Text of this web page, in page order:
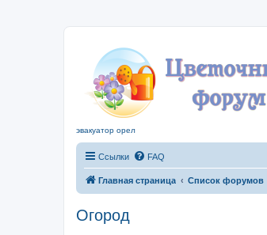
эвакуатор орел
Ссылки FAQ
Главная страница Список форумов
Огород